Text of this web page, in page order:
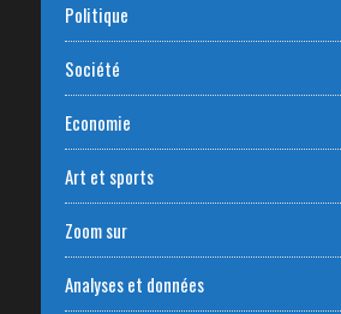
Politique
Société
Economie
Art et sports
Zoom sur
Analyses et données